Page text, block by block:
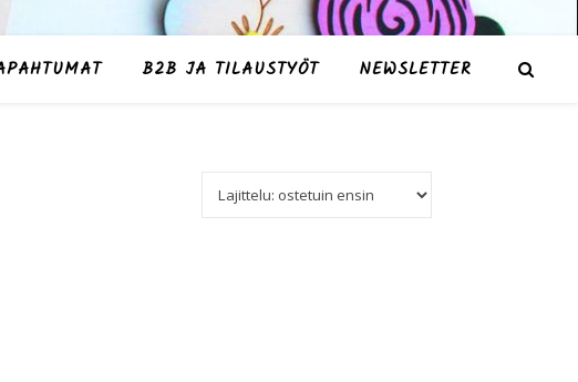
B2B JA TILAUSTYÖT NEWSLETTER